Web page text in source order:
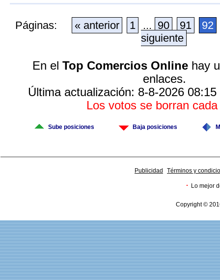
Páginas: « anterior 1 ... 90 91
92
siguiente
En el Top Comercios Onlinehay
enlaces.
Última actualización: 8-8-2026
Los votos se borran
Sube posiciones Baja posiciones
Publicidad Términos y
· Lo mejor
Copyright ©